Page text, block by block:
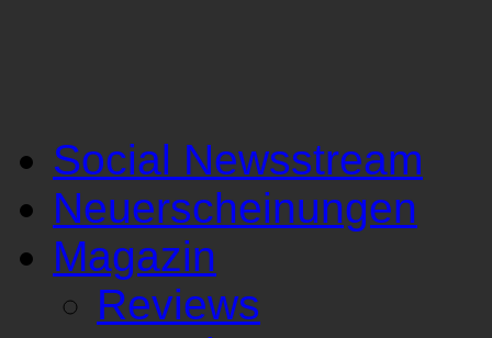
Social Newsstream
Neuerscheinungen
Magazin
Reviews